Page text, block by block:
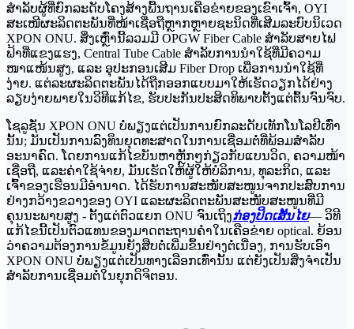
ສຳລັບຜູ້ທີ່ຍົກລະດັບໂຄງສ້າງພື້ນຖານເຄືອຂ່າຍຂອງເຂົາເຈົ້າ, OYI
ສະເໜີຜະລິດຕະພັນທີ່ໜ້າເຊື່ອຖືຫຼາກຫຼາຍຊະນິດທີ່ເສີມລະບົບນິເວດ
XPON ONU. ສິ່ງເຫຼົ່ານີ້ລວມມີ OPGW Fiber Cable ສຳລັບສາຍໄຟ
ຟ້າທີ່ແຂງແຮງ, Central Tube Cable ສຳລັບການນຳໃຊ້ທີ່ມີຄວາມ
ໜາແໜ້ນສູງ, ແລະ ອຸປະກອນເສີມ Fiber Drop ເພື່ອການນຳໃຊ້ທີ່
ງ່າຍ. ແຕ່ລະຜະລິດຕະພັນໄດ້ຖືກອອກແບບມາໃຫ້ເຮັດວຽກໄດ້ຢ່າງ
ລຽບງ່າຍພາຍໃນວິທີແກ້ໄຂ, ຮັບປະກັນປະສິດທິພາບຕັ້ງແຕ່ຕົ້ນຈົນຈົບ.
ໂຊລູຊັ່ນ XPON ONU ບໍ່ພຽງແຕ່ເປັນການຍົກລະດັບເທັກໂນໂລຢີເທົ່າ
ນັ້ນ; ມັນເປັນການລົງທຶນຍຸດທະສາດໃນການເຊື່ອມຕໍ່ທີ່ພ້ອມສຳລັບ
ອະນາຄົດ. ໂດຍການແກ້ໄຂບັນຫາຫຼັກໆກ່ຽວກັບແບນວິດ, ຄວາມໜ້າ
ເຊື່ອຖື, ແລະຄ່າໃຊ້ຈ່າຍ, ມັນເຮັດໃຫ້ຜູ້ໃຫ້ບໍລິການ, ທຸລະກິດ, ແລະ
ເຈົ້າຂອງເຮືອນມີອຳນາດ. ໄດ້ຮັບການສະໜັບສະໜູນຈາກປະສົບການ
ຢ່າງກວ້າງຂວາງຂອງ OYI ແລະຜະລິດຕະພັນສະໜັບສະໜູນທີ່ມີ
ຄຸນນະພາບສູງ - ຕັ້ງແຕ່ຕົວແຍກ ONU ຈົນເຖິງກ່ອງປິດເສັ້ນໄຍ— ວິທີ
ແກ້ໄຂນີ້ເປັນຕົວແທນຂອງມາດຕະຖານຄຳໃນເຄືອຂ່າຍ optical. ຍ້ອນ
ວ່າຄວາມຕ້ອງການຂໍ້ມູນຍັງສືບຕໍ່ເພີ່ມຂຶ້ນຢ່າງຕໍ່ເນື່ອງ, ການຮັບເອົາ
XPON ONU ບໍ່ພຽງແຕ່ເປັນທາງເລືອກເທົ່ານັ້ນ ແຕ່ຍັງເປັນສິ່ງຈຳເປັນ
ສຳລັບການເຊື່ອມຕໍ່ໃນຍຸກດິຈິຕອນ.